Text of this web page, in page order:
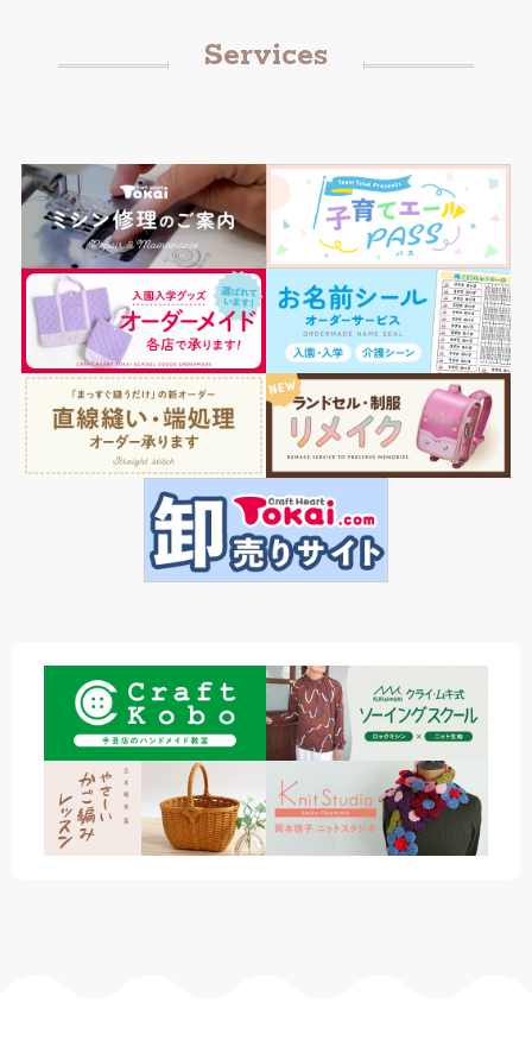
Services